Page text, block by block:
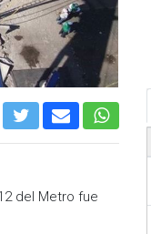
del Metro fue